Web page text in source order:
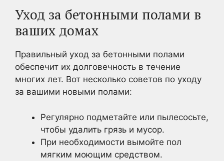
Уход за бетонными полами в
ваших домах
Правильный уход за бетонными полами
обеспечит их долговечность в течение
многих лет. Вот несколько советов по уходу
за вашими новыми полами:
Регулярно подметайте или пылесосьте,
чтобы удалить грязь и мусор.
При необходимости вымойте пол
мягким моющим средством.